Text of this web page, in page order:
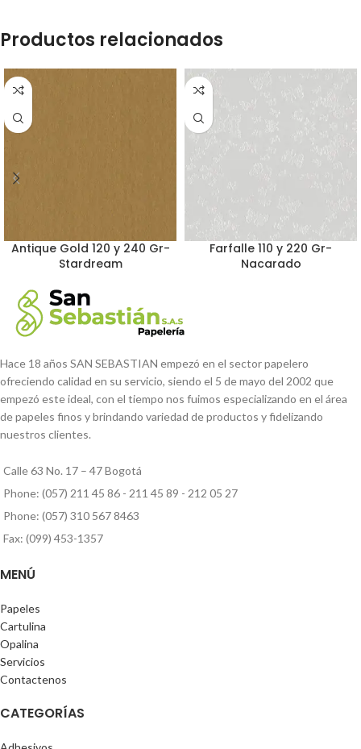
Productos relacionados
Antique Gold 120 y 240 Gr-
Stardream
Farfalle 110 y 220 Gr-
Nacarado
Hace 18 años SAN SEBASTIAN empezó en el sector papelero
ofreciendo calidad en su servicio, siendo el 5 de mayo del 2002 que
empezó este ideal, con el tiempo nos fuimos especializando en el área
de papeles finos y brindando variedad de productos y fidelizando
nuestros clientes.
Calle 63 No. 17 – 47 Bogotá
Phone: (057) 211 45 86 - 211 45 89 - 212 05 27
Phone: (057) 310 567 8463
Fax: (099) 453-1357
MENÚ
Papeles
Cartulina
Opalina
Servicios
Contactenos
CATEGORÍAS